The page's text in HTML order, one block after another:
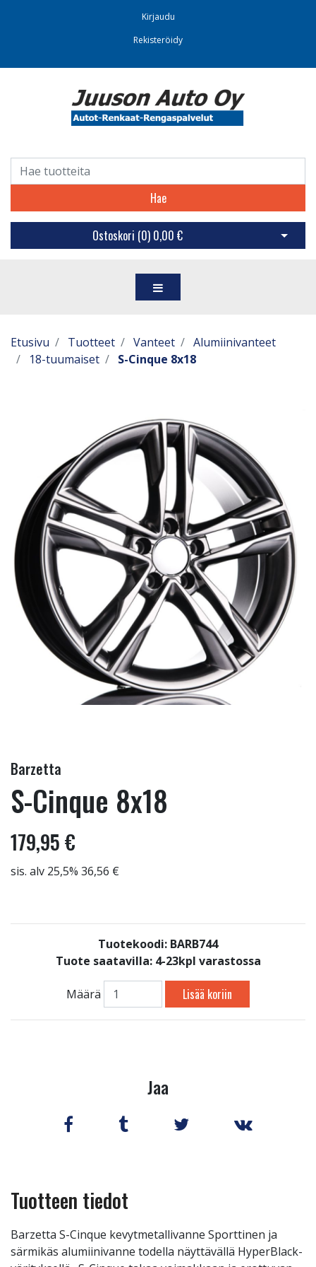
Kirjaudu
Rekisteröidy
Hae
Ostoskori (0) 0,00 € Avaa
Etusivu Tuotteet Vanteet
Alumiinivanteet
18-tuumaiset
S-Cinque 8x18
Barzetta
S-Cinque 8x18
179,95 €
sis. alv 25,5% 36,56 €
Tuotekoodi: BARB744
Tuote saatavilla: 4-23kpl varastossa
Määrä Lisää koriin
Jaa
Tuotteen tiedot
Barzetta S-Cinque kevytmetallivanne Sporttinen ja
särmikäs alumiinivanne todella näyttävällä HyperBlack-